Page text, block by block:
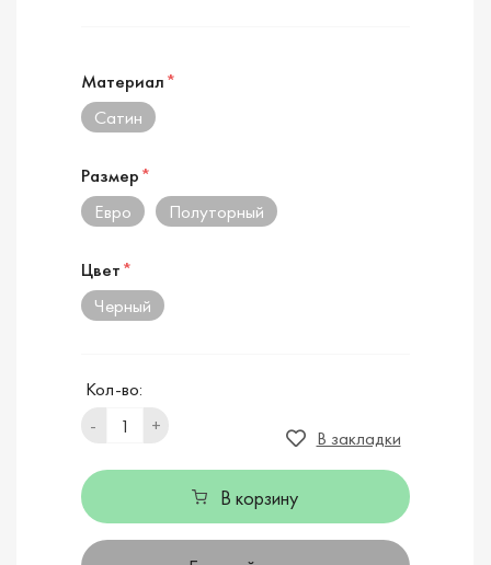
Материал*
Сатин
Размер*
Евро
Полуторный
Цвет*
Черный
Кол-во:
-
+
В закладки
В корзину